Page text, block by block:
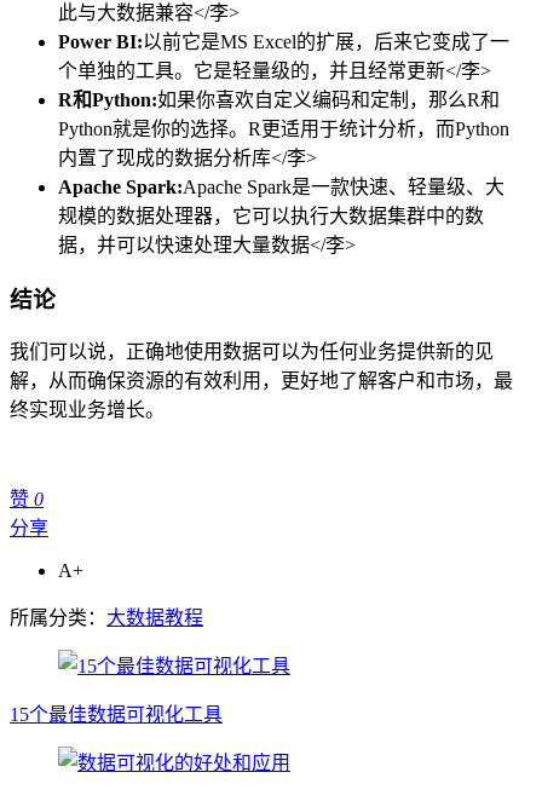
此与大数据兼容</李>
Power BI:以前它是MS Excel的扩展，后来它变成了一
个单独的工具。它是轻量级的，并且经常更新</李>
R和Python:如果你喜欢自定义编码和定制，那么R和
Python就是你的选择。R更适用于统计分析，而Python
内置了现成的数据分析库</李>
Apache Spark:Apache Spark是一款快速、轻量级、大
规模的数据处理器，它可以执行大数据集群中的数
据，并可以快速处理大量数据</李>
结论
我们可以说，正确地使用数据可以为任何业务提供新的见
解，从而确保资源的有效利用，更好地了解客户和市场，最
终实现业务增长。
赞 0
分享
A+
所属分类： 大数据教程
15个最佳数据可视化工具